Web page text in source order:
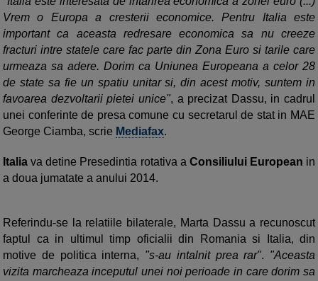
Vrem o Europa a cresterii economice. Pentru Italia este
important ca aceasta redresare economica sa nu creeze
fracturi intre statele care fac parte din Zona Euro si tarile care
urmeaza sa adere. Dorim ca Uniunea Europeana a celor 28
de state sa fie un spatiu unitar si, din acest motiv, suntem in
favoarea dezvoltarii pietei unice", a precizat Dassu, in cadrul
unei conferinte de presa comune cu secretarul de stat in MAE
George Ciamba, scrie Mediafax.
Italiava detine Presedintia rotativa a Consiliului European in
a doua jumatate a anului 2014.
Referindu-se la relatiile bilaterale, Marta Dassu a recunoscut
faptul ca in ultimul timp oficialii din Romania si Italia, din
motive de politica interna, "s-au intalnit prea rar". "Aceasta
vizita marcheaza inceputul unei noi perioade in care dorim sa